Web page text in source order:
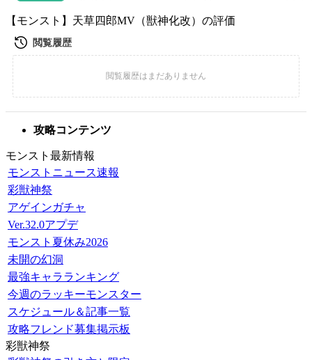
【モンスト】天草四郎MV（獣神化改）の評価
攻略コンテンツ
モンスト最新情報
モンストニュース速報
彩獣神祭
アゲインガチャ
Ver.32.0アプデ
モンスト夏休み2026
未開の幻洞
最強キャラランキング
今週のラッキーモンスター
スケジュール＆記事一覧
攻略フレンド募集掲示板
彩獣神祭